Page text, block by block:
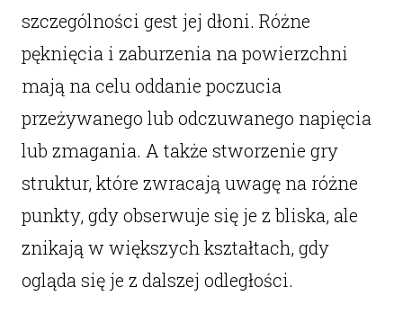
szczególności gest jej dłoni. Różne
pęknięcia i zaburzenia na powierzchni
mają na celu oddanie poczucia
przeżywanego lub odczuwanego napięcia
lub zmagania. A także stworzenie gry
struktur, które zwracają uwagę na różne
punkty, gdy obserwuje się je z bliska, ale
znikają w większych kształtach, gdy
ogląda się je z dalszej odległości.